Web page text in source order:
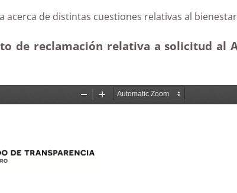
acerca de distintas cuestiones relativas al
de reclamación relativa a solicitud al